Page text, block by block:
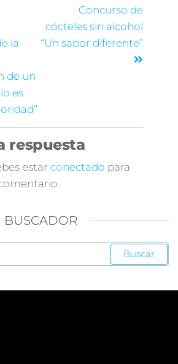
la
de un
es
Concurso de
cócteles sin alcohol
“Un sabor diferente”
respuesta
estar conectado para
BUSCADOR